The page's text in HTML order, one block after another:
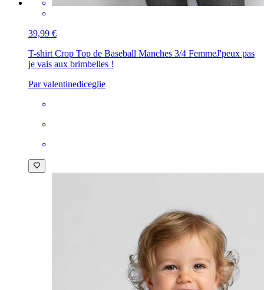
39,99 €
T-shirt Crop Top de Baseball Manches 3/4 FemmeJ'peux pas
je vais aux brimbelles !
Par valentinediceglie